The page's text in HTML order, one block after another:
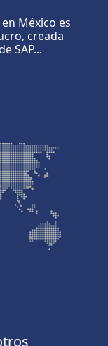
México es
creada
SAP...